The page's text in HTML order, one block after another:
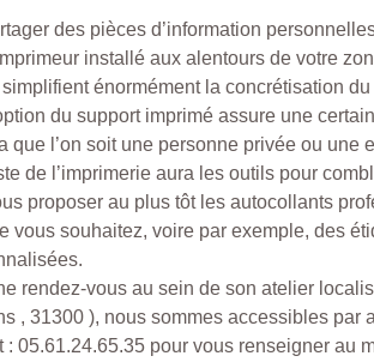
des pièces d’information
installé aux alentours de votre
énormément la concrétisation du
du support imprimé assure une
que l’on soit une personne privée ou une
de l’imprimerie aura les outils pour
proposer au plus tôt les autocollants
vous souhaitez, voire par exemple, des
rendez-vous au sein de son atelier
, 31300 ), nous sommes accessibles par
: 05.61.24.65.35 pour vous renseigner au